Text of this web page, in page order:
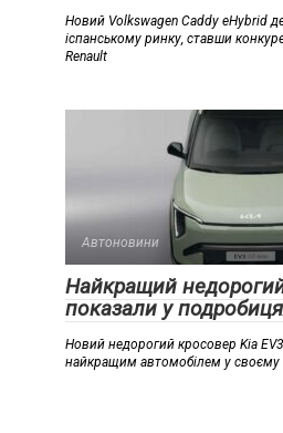
Новий Volkswagen Caddy eHybrid
іспанському ринку, ставши
Renault
Автоновини
Найкращий
показали у
Новий недорогий кросовер Kia
найкращим автомобілем у